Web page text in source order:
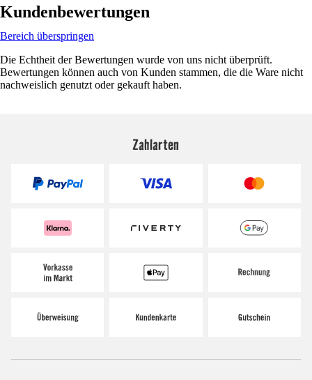
Kundenbewertungen
Bereich überspringen
Die Echtheit der Bewertungen wurde von uns nicht überprüft.
Bewertungen können auch von Kunden stammen, die die Ware nicht
nachweislich genutzt oder gekauft haben.
Zahlarten